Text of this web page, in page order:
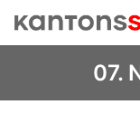
07.